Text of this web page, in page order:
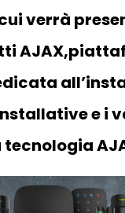
verrà
e i